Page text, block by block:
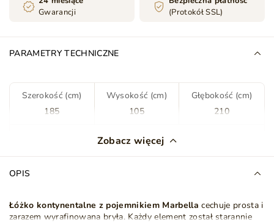
Gwarancji
(Protokół SSL)
PARAMETRY TECHNICZNE
Szerokość (cm)
185
Wysokość (cm)
105
Głębokość (cm)
210
Antracyt
Zobacz więcej
OPIS
Łóżko kontynentalne z pojemnikiem Marbella cechuje prosta i
zarazem wyrafinowana bryła. Każdy element został starannie